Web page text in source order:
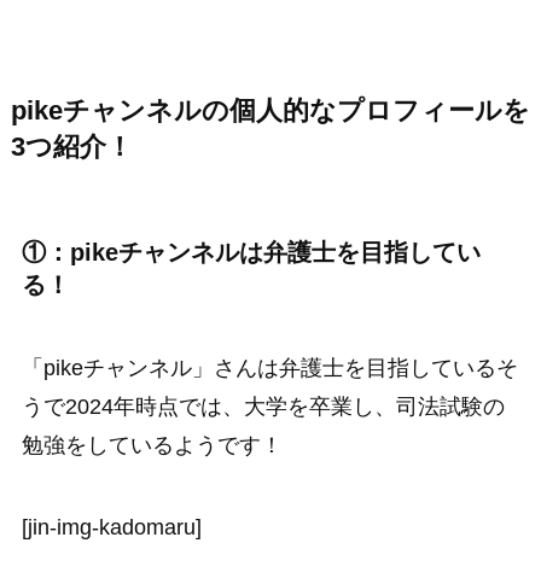
pikeチャンネルの個人的なプロフィールを
3つ紹介！
①：pikeチャンネルは弁護士を目指してい
る！
「pikeチャンネル」さんは弁護士を目指しているそ
うで2024年時点では、大学を卒業し、司法試験の
勉強をしているようです！
[jin-img-kadomaru]